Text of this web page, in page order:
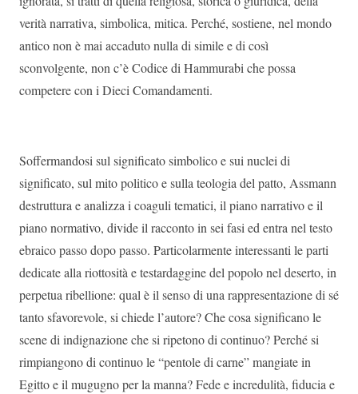
verità narrativa, simbolica, mitica. Perché, sostiene, nel mondo
antico non è mai accaduto nulla di simile e di così
sconvolgente, non c’è Codice di Hammurabi che possa
competere con i Dieci Comandamenti.
Soffermandosi sul significato simbolico e sui nuclei di
significato, sul mito politico e sulla teologia del patto, Assmann
destruttura e analizza i coaguli tematici, il piano narrativo e il
piano normativo, divide il racconto in sei fasi ed entra nel testo
ebraico passo dopo passo. Particolarmente interessanti le parti
dedicate alla riottosità e testardaggine del popolo nel deserto, in
perpetua ribellione: qual è il senso di una rappresentazione di sé
tanto sfavorevole, si chiede l’autore? Che cosa significano le
scene di indignazione che si ripetono di continuo? Perché si
rimpiangono di continuo le “pentole di carne” mangiate in
Egitto e il mugugno per la manna? Fede e incredulità, fiducia e